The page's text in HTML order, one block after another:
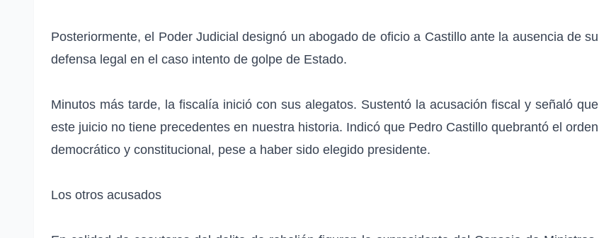
Posteriormente, el Poder Judicial designó un abogado de oficio a Castillo ante la ausencia de su
defensa legal en el caso intento de golpe de Estado.
Minutos más tarde, la fiscalía inició con sus alegatos. Sustentó la acusación fiscal y señaló que
este juicio no tiene precedentes en nuestra historia. Indicó que Pedro Castillo quebrantó el orden
democrático y constitucional, pese a haber sido elegido presidente.
Los otros acusados